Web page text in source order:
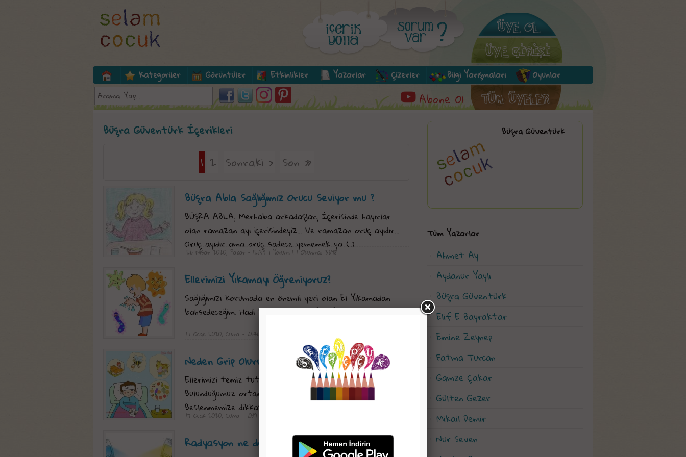
Kategoriler Görüntüler Etkinlikler Yazarlar Çizerler Bilgi Yarışmaları Oyunlar
Abone Ol
Büşra Güventürk İçerikleri
1 2 Sonraki › Son »
Büşra Abla Sağlığımız Orucu Seviyor mu ?
BÜŞRA ABLA; Merhaba arkadaşlar; İçerisinde hayırlar
olan ramazan ayı içerisindeyiz... Ve ramazan oruç ayıdır...
Oruç ayıdır ama oruç sadece yememek ya (..)
26 Nisan 2020, Pazar - 12:39 | Yorum: 1 | Okunma: 3698
Ellerimizi Yıkamayı Öğreniyoruz?
Sağlığımızı korumada en önemli yeri olan El Yıkamadan
bahsedeceğim. Hadi bakalım Vira BİSMİLLAH...
17 Ocak 2020, Cuma - 10:46
Neden Grip Oluruz Büşra Abla ?
Ellerimizi temiz tutmaya özen göstermeliyiz.
Bulunduğumuz ortamları sık sık havalandırmalıyız.
Beslenmemize dikkat etmeliyiz.
17 Ocak 2020, Cuma - 10:19
Radyasyon ne demek Büşra abla?
Büşra Güventürk
Tüm Yazarlar
Ahmet Ay
Aydanur Yaylı
Büşra Güventürk
Elif E Bayraktar
Emine Zeynep
Fatma Turcan
Gamze Çakar
Gülten Gezer
Mikail Demir
Nur Seven